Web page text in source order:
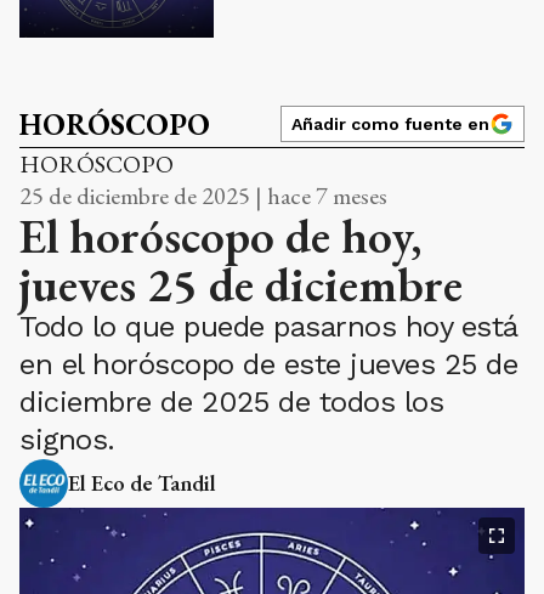
HORÓSCOPO Añadir como fuente en
HORÓSCOPO
25 de diciembre de 2025 | hace 7 meses
El horóscopo de hoy,
jueves 25 de diciembre
Todo lo que puede pasarnos hoy está
en el horóscopo de este jueves 25 de
diciembre de 2025 de todos los
signos.
El Eco de Tandil